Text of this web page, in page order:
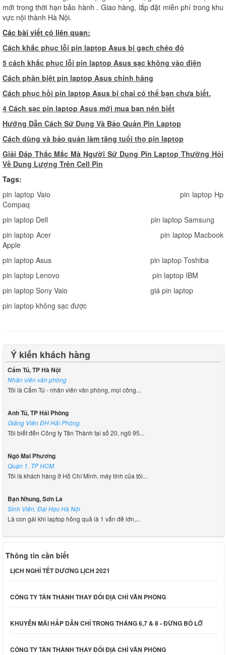
mới trong thời hạn bảo hành . Giao hàng, lắp đặt miễn phí trong khu
vực nội thành Hà Nội.
Các bài viết có liên quan:
Cách khắc phục lỗi pin laptop Asus bị gạch chéo đỏ
5 cách khắc phục lỗi pin laptop Asus sạc không vào điện
Cách phân biệt pin laptop Asus chính hãng
Cách phục hồi pin laptop Asus bị chai có thể bạn chưa biết.
4 Cách sạc pin laptop Asus mới mua bạn nên biết
Hướng Dẫn Cách Sử Dụng Và Bảo Quản Pin Laptop
Cách dùng và bảo quản làm tăng tuổi thọ pin laptop
Giải Đáp Thắc Mắc Mà Người Sử Dụng Pin Laptop Thường Hỏi
Về Dung Lượng Trên Cell Pin
Tags:
pin laptop Vaio
pin laptop Hp
Compaq
pin laptop Dell
pin laptop Samsung
pin laptop Acer
pin laptop Macbook
Apple
pin laptop Asus
pin laptop Toshiba
pin laptop Lenovo
pin laptop IBM
pin laptop Sony Vaio
giá pin laptop
pin laptop không sạc được
Ý kiến khách hàng
Cẩm Tú, TP Hà Nội
Nhân viên văn phòng
Tôi là Cẩm Tú - nhân viên văn phòng, mọi công...
Anh Tú, TP Hải Phòng
Giảng Viên ĐH Hải Phòng
Tôi biết đến Công ty Tân Thành tại số 20, ngõ 95...
Ngô Mai Phương
Quận 1. TP HCM
Tôi là khách hàng ở Hồ Chí Minh, máy tính của tôi...
Bạn Nhung, Sơn La
Sinh Viên, Đại Học Hà Nội
Là con gái khi laptop hỏng quả là 1 vấn đề lớn,...
Thông tin cần biết
LỊCH NGHỈ TẾT DƯƠNG LỊCH 2021
CÔNG TY TÂN THÀNH THAY ĐỔI ĐỊA CHỈ VĂN PHÒNG
KHUYỄN MÃI HẤP DẪN CHỈ TRONG THÁNG 6,7 & 8 - ĐỪNG BỎ LỠ
CÔNG TY TÂN THÀNH THAY ĐỔI ĐỊA CHỈ VĂN PHÒNG